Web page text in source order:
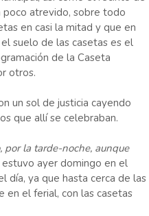
poco atrevido, sobre todo
en casi la mitad y que en
suelo de las casetas es el
de la Caseta
otros.
un sol de justicia cayendo
que allí se celebraban.
por la tarde-noche, aunque
estuvo ayer domingo en el
día, ya que hasta cerca de las
en el ferial, con las casetas